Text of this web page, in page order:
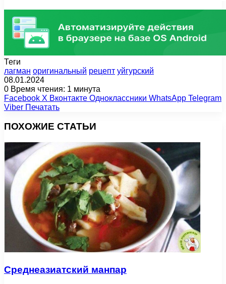
Теги
лагман оригинальный рецепт уйгурский
08.01.2024
0 Время чтения: 1 минута
Facebook X Вконтакте Одноклассники WhatsApp Telegram
Viber Печатать
ПОХОЖИЕ СТАТЬИ
Среднеазиатский манпар